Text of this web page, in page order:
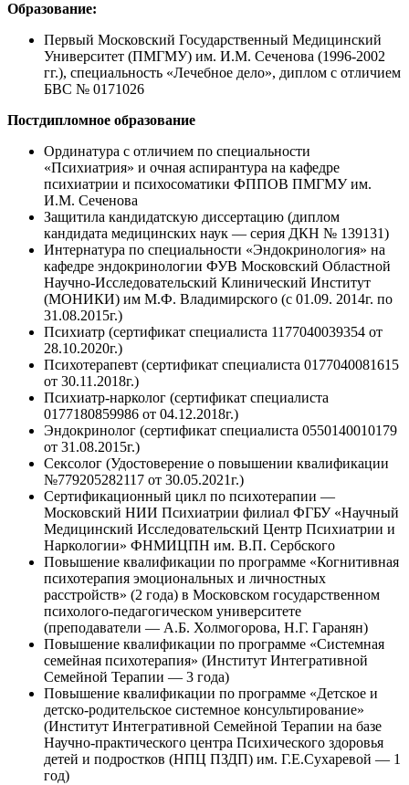
Образование:
Первый Московский Государственный Медицинский
Университет (ПМГМУ) им. И.М. Сеченова (1996-2002
гг.), специальность «Лечебное дело», диплом с отличием
БВС № 0171026
Постдипломное образование
Ординатура с отличием по специальности
«Психиатрия» и очная аспирантура на кафедре
психиатрии и психосоматики ФППОВ ПМГМУ им.
И.М. Сеченова
Защитила кандидатскую диссертацию (диплом
кандидата медицинских наук — серия ДКН № 139131)
Интернатура по специальности «Эндокринология» на
кафедре эндокринологии ФУВ Московский Областной
Научно-Исследовательский Клинический Институт
(МОНИКИ) им М.Ф. Владимирского (с 01.09. 2014г. по
31.08.2015г.)
Психиатр (сертификат специалиста 1177040039354 от
28.10.2020г.)
Психотерапевт (сертификат специалиста 0177040081615
от 30.11.2018г.)
Психиатр-нарколог (сертификат специалиста
0177180859986 от 04.12.2018г.)
Эндокринолог (сертификат специалиста 0550140010179
от 31.08.2015г.)
Сексолог (Удостоверение о повышении квалификации
№779205282117 от 30.05.2021г.)
Сертификационный цикл по психотерапии —
Московский НИИ Психиатрии филиал ФГБУ «Научный
Медицинский Исследовательский Центр Психиатрии и
Наркологии» ФНМИЦПН им. В.П. Сербского
Повышение квалификации по программе «Когнитивная
психотерапия эмоциональных и личностных
расстройств» (2 года) в Московском государственном
психолого-педагогическом университете
(преподаватели — А.Б. Холмогорова, Н.Г. Гаранян)
Повышение квалификации по программе «Системная
семейная психотерапия» (Институт Интегративной
Семейной Терапии — 3 года)
Повышение квалификации по программе «Детское и
детско-родительское системное консультирование»
(Институт Интегративной Семейной Терапии на базе
Научно-практического центра Психического здоровья
детей и подростков (НПЦ ПЗДП) им. Г.Е.Сухаревой — 1
год)